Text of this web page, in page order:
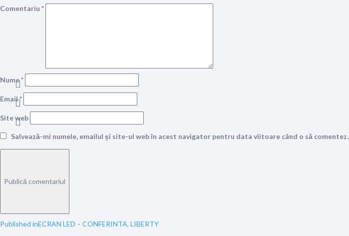
Comentariu *
Nume*
Email*
Site web
Salvează-mi numele, emailul și site-ul web în acest navigator pentru data viitoare când o să comentez.
Navigare
Published inECRAN LED – CONFERINTA, LIBERTY